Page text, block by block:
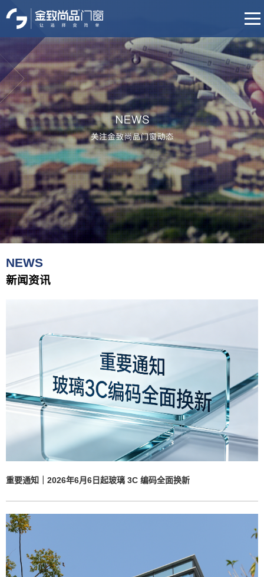
品牌介绍
产品中心
门店展示
招商加盟
培训体系
服务中心
联系我们
NEWS
新闻资讯
重要通知｜2026年6月6日起玻璃 3C 编码全面换新